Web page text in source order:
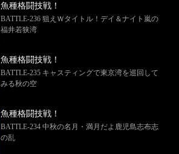
魚種格闘技戦！
BATTLE-236 狙えＷタイトル！デイ＆ナイト嵐の
福井若狭湾
魚種格闘技戦！
BATTLE-235 キャスティングで東京湾を巡回して
みる秋の空
魚種格闘技戦！
BATTLE-234 中秋の名月・満月だよ鹿児島志布志
の乱